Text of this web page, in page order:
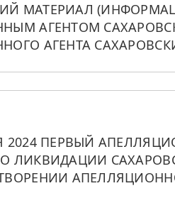
МАТЕРИАЛ
АГЕНТОМ
АГЕНТА
2024 ПЕРВЫЙ
ЛИКВИДАЦИИ